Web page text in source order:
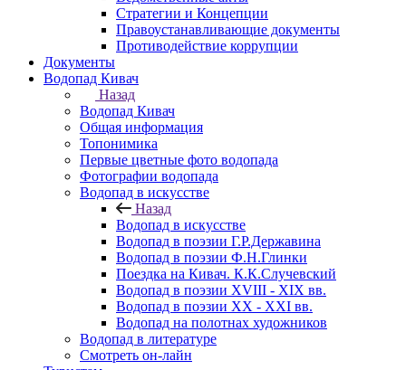
Стратегии и Концепции
Правоустанавливающие документы
Противодействие коррупции
Документы
Водопад Кивач
Назад
Водопад Кивач
Общая информация
Топонимика
Первые цветные фото водопада
Фотографии водопада
Водопад в искусстве
Назад
Водопад в искусстве
Водопад в поэзии Г.Р.Державина
Водопад в поэзии Ф.Н.Глинки
Поездка на Кивач. К.К.Случевский
Водопад в поэзии XVIII - XIX вв.
Водопад в поэзии XX - XXI вв.
Водопад на полотнах художников
Водопад в литературе
Смотреть он-лайн